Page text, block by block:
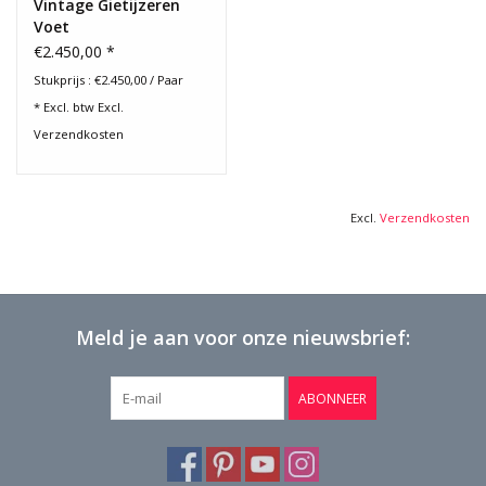
Vintage Gietijzeren
Voet
€2.450,00 *
Stukprijs : €2.450,00 / Paar
* Excl. btw Excl.
Verzendkosten
Excl. Verzendkosten
Meld je aan voor onze nieuwsbrief:
ABONNEER